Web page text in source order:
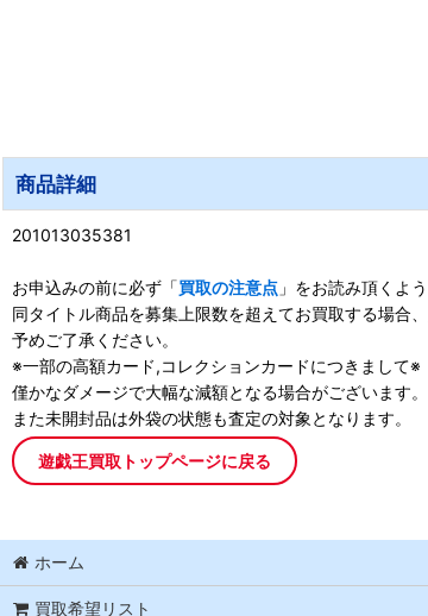
商品詳細
201013035381
お申込みの前に必ず「買取の注意点 」をお読み頂くよ
同タイトル商品を募集上限数を超えてお買取する場合
予めご了承ください。
※一部の高額カード,コレクションカードにつきまして※
僅かなダメージで大幅な減額となる場合がございます。
また未開封品は外袋の状態も査定の対象となります。
遊戯王買取トップページに戻る
ホーム
買取希望リスト